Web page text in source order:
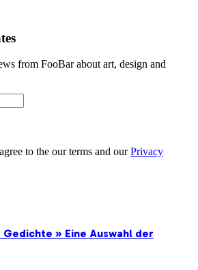
from FooBar about art, design and
to the our terms and ourPrivacy
» Eine Auswahl der